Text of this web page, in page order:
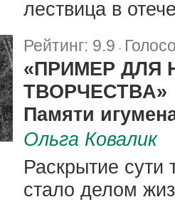
лествица в
Рейтинг: 9.9
«ПРИМЕР ДЛЯ
ТВОРЧЕСТВА»
Памяти
Ольга Ковалик
Раскрытие сути
стало делом